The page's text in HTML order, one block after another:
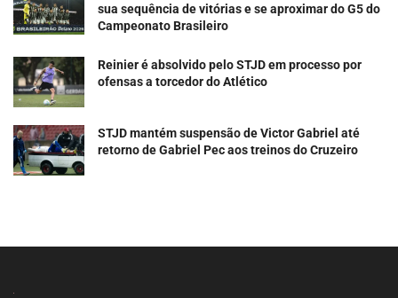
sua sequência de vitórias e se aproximar do G5 do
Campeonato Brasileiro
Reinier é absolvido pelo STJD em processo por
ofensas a torcedor do Atlético
STJD mantém suspensão de Victor Gabriel até
retorno de Gabriel Pec aos treinos do Cruzeiro